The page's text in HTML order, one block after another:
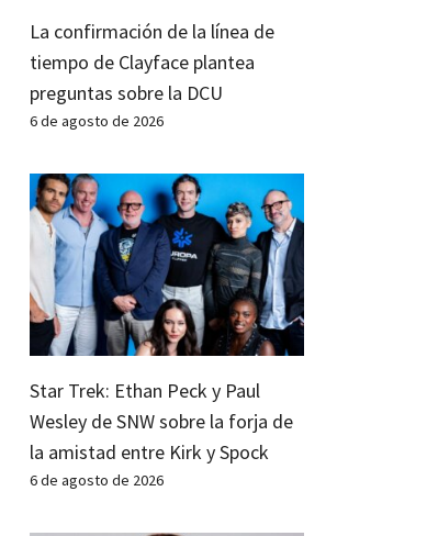
La confirmación de la línea de
tiempo de Clayface plantea
preguntas sobre la DCU
6 de agosto de 2026
Star Trek: Ethan Peck y Paul
Wesley de SNW sobre la forja de
la amistad entre Kirk y Spock
6 de agosto de 2026